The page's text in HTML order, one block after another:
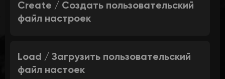
Create / Создать пользовательский
файл настроек
Load / Загрузить пользовательский
файл настоек